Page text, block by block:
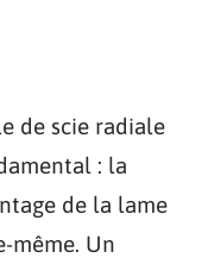
de scie radiale
: la
de la lame
même. Un